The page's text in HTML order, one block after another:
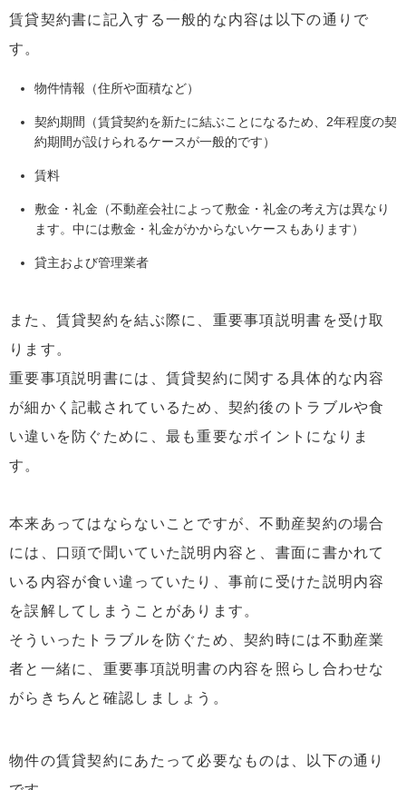
賃貸契約書に記入する一般的な内容は以下の通りで
す。
物件情報（住所や面積など）
契約期間（賃貸契約を新たに結ぶことになるため、2年程度の契
約期間が設けられるケースが一般的です）
賃料
敷金・礼金（不動産会社によって敷金・礼金の考え方は異なり
ます。中には敷金・礼金がかからないケースもあります）
貸主および管理業者
また、賃貸契約を結ぶ際に、重要事項説明書を受け取
ります。
重要事項説明書には、賃貸契約に関する具体的な内容
が細かく記載されているため、契約後のトラブルや食
い違いを防ぐために、最も重要なポイントになりま
す。
本来あってはならないことですが、不動産契約の場合
には、口頭で聞いていた説明内容と、書面に書かれて
いる内容が食い違っていたり、事前に受けた説明内容
を誤解してしまうことがあります。
そういったトラブルを防ぐため、契約時には不動産業
者と一緒に、重要事項説明書の内容を照らし合わせな
がらきちんと確認しましょう。
物件の賃貸契約にあたって必要なものは、以下の通り